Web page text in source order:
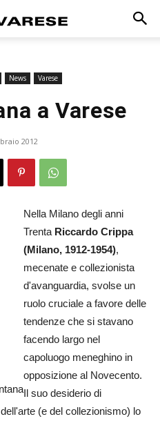
News Varese
a Varese
2012
Nella Milano degli anni
Trenta Riccardo Crippa
(Milano, 1912-1954),
mecenate e collezionista
d'avanguardia, svolse un
ruolo cruciale a favore delle
tendenze che si stavano
facendo largo nel
capoluogo meneghino in
opposizione al Novecento.
Il suo desiderio di
(e del collezionismo) lo